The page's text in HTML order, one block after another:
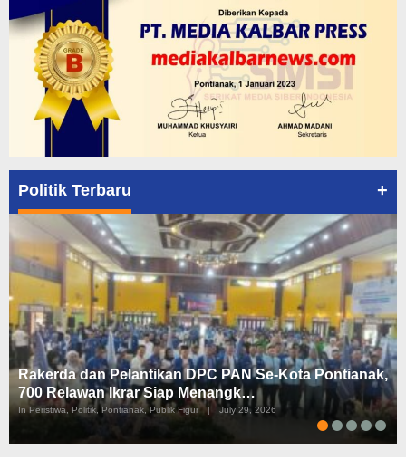
Politik Terbaru +
Rakerda dan Pelantikan DPC PAN Se-Kota Pontianak,
700 Relawan Ikrar Siap Menangk…
In Peristiwa, Politik, Pontianak, Publik Figur | July 29, 2026